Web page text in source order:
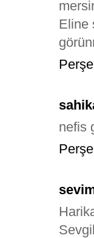
Eline
nefis